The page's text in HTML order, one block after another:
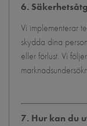
6.
Vi implementerar
skydda dina
eller förlust. Vi
7. Hur kan du